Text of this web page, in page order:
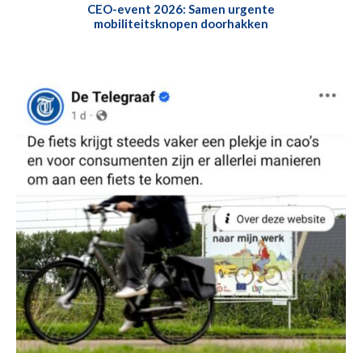
CEO-event 2026: Samen urgente
mobiliteitsknopen doorhakken